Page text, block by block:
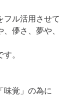
フル活用させて
儚さ、夢や、
。
味覚」の為に